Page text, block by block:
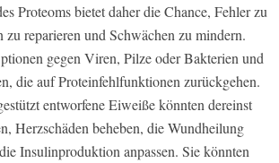
Proteoms bietet daher die Chance, Fehler zu
zu reparieren und Schwächen zu mindern.
gegen Viren, Pilze oder Bakterien und
die auf Proteinfehlfunktionen zurückgehen.
entworfene Eiweiße könnten dereinst
Herzschäden beheben, die Wundheilung
Insulinproduktion anpassen. Sie könnten